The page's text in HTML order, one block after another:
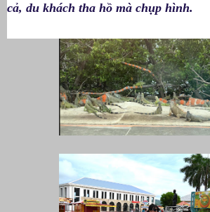
cả, du khách tha hồ mà chụp hình.